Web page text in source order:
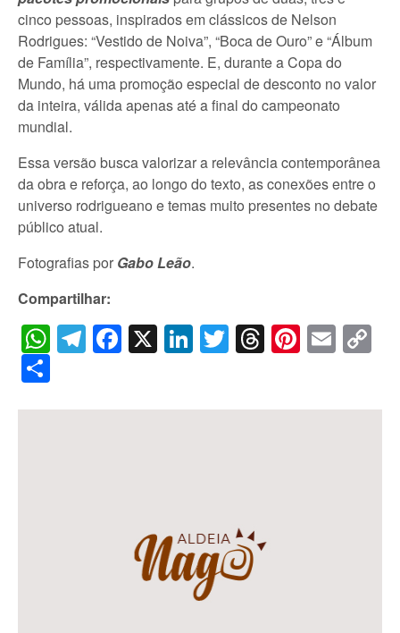
cinco pessoas, inspirados em clássicos de Nelson
Rodrigues: “Vestido de Noiva”, “Boca de Ouro” e “Álbum
de Família”, respectivamente. E, durante a Copa do
Mundo, há uma promoção especial de desconto no valor
da inteira, válida apenas até a final do campeonato
mundial.
Essa versão busca valorizar a relevância contemporânea
da obra e reforça, ao longo do texto, as conexões entre o
universo rodrigueano e temas muito presentes no debate
público atual.
Fotografias por Gabo Leão.
Compartilhar:
WhatsApp
Telegram
Facebook
X LinkedIn
Twitter
Threads